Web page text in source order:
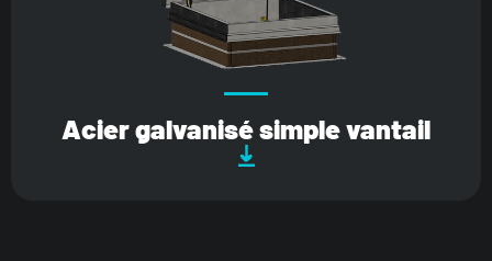
Acier galvanisé simple vantail